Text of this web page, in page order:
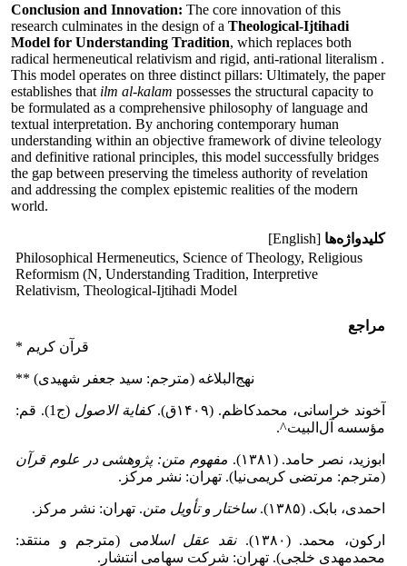
Conclusion and Innovation: The core innovation of this
research culminates in the design of a Theological-Ijtihadi
Model for Understanding Tradition, which replaces both
radical hermeneutical relativism and rigid, anti-rational literalism .
This model operates on three distinct pillars: Ultimately, the paper
establishes that ilm al-kalam possesses the structural capacity to
be formulated as a comprehensive philosophy of language and
textual interpretation. By anchoring contemporary human
understanding within an objective framework of divine teleology
and definitive rational principles, this model successfully bridges
the gap between preserving the timeless authority of revelation
and addressing the complex epistemic realities of the modern
world.
کلیدواژه‌ها [English]
Philosophical ‎Hermeneutics, Science of ‎Theology, Religious
‎Reformism (N, ‎Understanding Tradition, ‎Interpretive
Relativism, ‎Theological-Ijtihadi Model
مراجع
* قرآن کریم
** نهج‌البلاغه (مترجم: سید جعفر شهیدی)
آخوند خراسانی، محمدکاظم. (۱۴۰۹ق). کفایة الاصول
(ج1). قم:
مؤسسه آل‌البیت^.
ابوزید، نصر حامد. (۱۳۸۱).
مفهوم متن: پژوهشی در علوم قرآن
(مترجم: مرتضی کریمی‌نیا). تهران: نشر مرکز.
احمدی، بابک. (۱۳۸۵). ساختار و تأویل متن. تهران: نشر مرکز.
ارکون، محمد. (۱۳۸۰). نقد عقل اسلامی (مترجم و منتقد:
محمدمهدی خلجی). تهران: شرکت سهامی انتشار.